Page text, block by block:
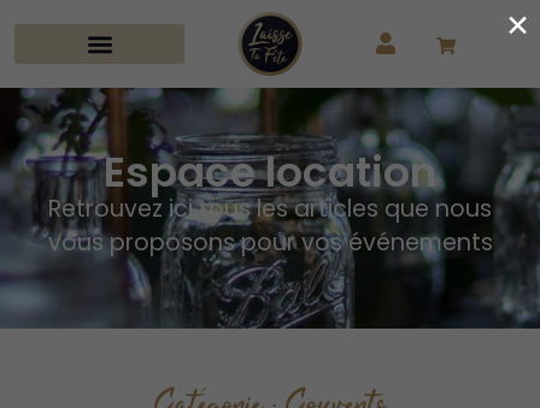
Espace location
Retrouvez ici tous les articles que nous
vous proposons pour vos événements
×